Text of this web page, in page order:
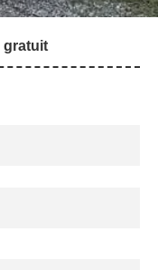
gratuit